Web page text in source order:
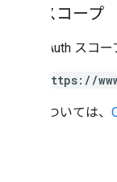
認可スコープ
次の OAuth スコー
https://
詳細については、